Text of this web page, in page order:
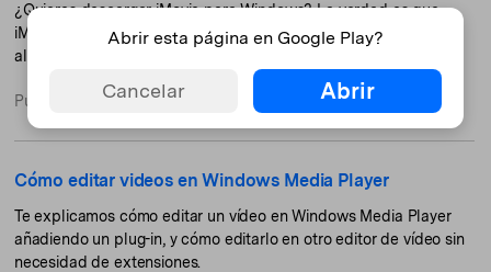
¿Quieres descargar iMovie para Windows? La verdad es que
iMovie está sólo disponible para Mac. Aquí te dejo las mejores
alternativas a iMovie para PC.
Publicado por Miguel Gonzáles 2026-03-26 09:29:50
Cómo editar videos en Windows Media Player
Te explicamos cómo editar un vídeo en Windows Media Player
añadiendo un plug-in, y cómo editarlo en otro editor de vídeo sin
necesidad de extensiones.
Abrir esta página en Google Play?
Cancelar Abrir